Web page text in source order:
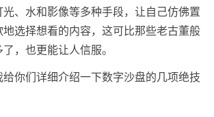
、水和影像等多种手段，让自己仿佛置
地选择想看的内容，这可比那些老古董般
，也更能让人信服。
你们详细介绍一下数字沙盘的几项绝技